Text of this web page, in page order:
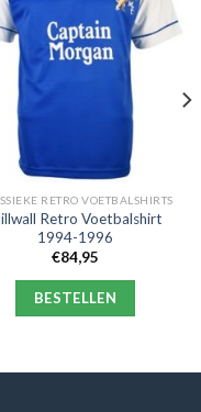
RETRO VOETBALSHIRTS
Retro Voetbalshirt
1994-1996
€84,95
BESTELLEN